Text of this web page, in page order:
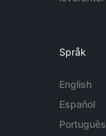
Språk
English
Español
Português